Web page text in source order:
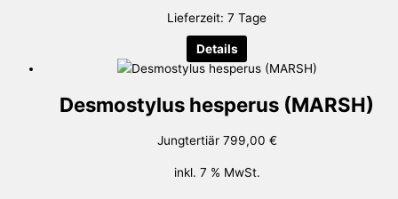
Lieferzeit: 7 Tage
Details
Desmostylus hesperus (MARSH)
Jungtertiär 799,00 €
inkl. 7 % MwSt.